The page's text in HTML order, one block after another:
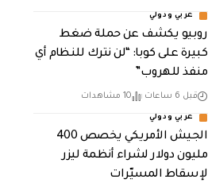
عربي ودولي
روبيو يكشف عن حملة ضغط
كبيرة على كوبا: “لن نترك للنظام أي
منفذ للهروب”
قبل 6 ساعات 10 مشاهدات
عربي ودولي
الجيش الأمريكي يخصص 400
مليون دولار لشراء أنظمة ليزر
لإسقاط المسيّرات